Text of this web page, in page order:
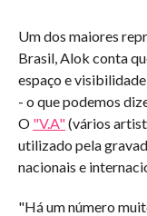
Um dos maiores
Brasil, Alok conta
espaço e
- o que podemos
O "V.A"(vários
utilizado pela
nacionais e
"Há um número